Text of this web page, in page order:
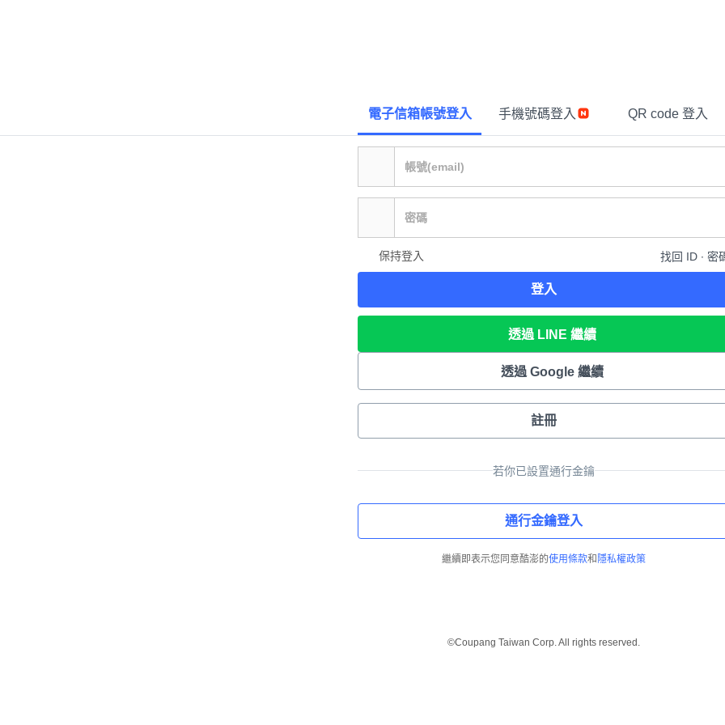
電子信箱帳號登入 手機號碼登入 QR code 登入
保持登入 找回 ID ∙ 密
登入
透過 LINE 繼續
透過 Google 繼續
註冊
若你已設置通行金鑰
通行金鑰登入
繼續即表示您同意酷澎的使用條款和 隱私權政策
©Coupang Taiwan Corp. All rights reserved.